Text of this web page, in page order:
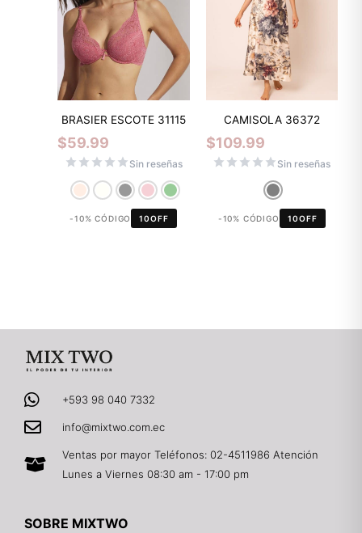
BRASIER ESCOTE 31115
$59.99
Sin reseñas
-10% CÓDIGO 10OFF
CAMISOLA 36372
$109.99
Sin reseñas
-10% CÓDIGO 10OFF
+593 98 040 7332
info@mixtwo.com.ec
Ventas por mayor Teléfonos: 02-4511986 Atención
Lunes a Viernes 08:30 am - 17:00 pm
SOBRE MIXTWO